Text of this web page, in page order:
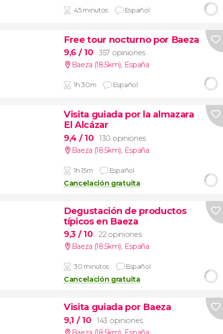
45 minutos Español
Free tour nocturno por Baeza
9,6 / 10
357 opiniones
Baeza (18.5km), España
1h 30m Español
Visita guiada por la almazara
El Alcázar
9,4 / 10
130 opiniones
Baeza (18.5km), España
1h 15m Español
Cancelación gratuita
Degustación de productos
típicos en Baeza
9,3 / 10
22 opiniones
Baeza (18.5km), España
30 minutos Español
Cancelación gratuita
Visita guiada por Baeza
9,1 / 10
143 opiniones